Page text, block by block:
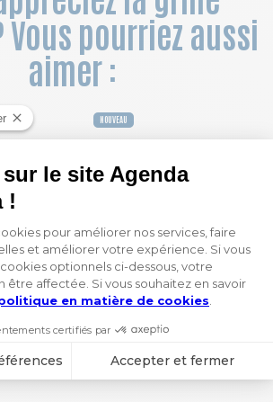
Vous pourriez aussi
aimer :
Recharge Agenda de bureau Horizons 20 Semainier 15 x 21 cm Janvier à Décembre 2027
NOUVEAU